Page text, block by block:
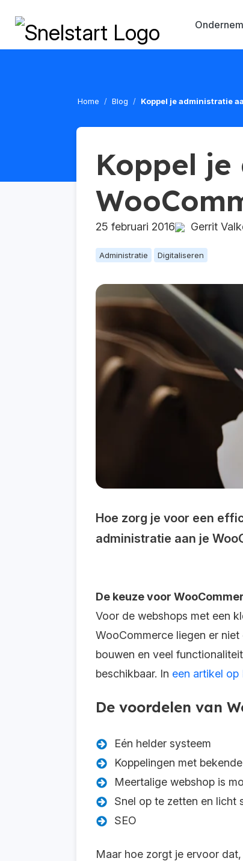
Home Blog Koppel je administratie
Koppel
25 februari 2016 Gerrit
Administratie Digitaliseren
Hoe zorg je voor een
administratie aan je
De keuze voor
Voor de webshops met een
WooCommerce liegen er
bouwen en veel
beschikbaar. In een artikel op
De voordelen van
Eén helder systeem
Koppelingen met
Meertalige webshop is
Snel op te zetten en licht
SEO
Maar hoe zorgt je ervoor